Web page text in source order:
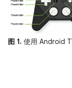
图 1. 使用 Android